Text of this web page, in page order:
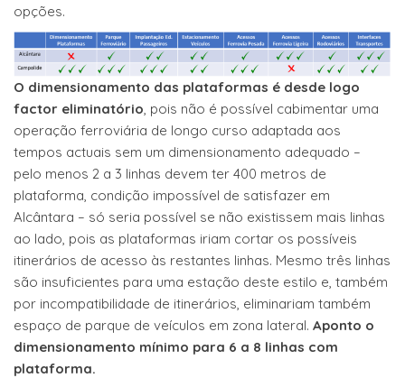
opções.
O dimensionamento das plataformas é desde logo
factor eliminatório , pois não é possível cabimentar uma
operação ferroviária de longo curso adaptada aos
tempos actuais sem um dimensionamento adequado –
pelo menos 2 a 3 linhas devem ter 400 metros de
plataforma, condição impossível de satisfazer em
Alcântara – só seria possível se não existissem mais linhas
ao lado, pois as plataformas iriam cortar os possíveis
itinerários de acesso às restantes linhas. Mesmo três linhas
são insuficientes para uma estação deste estilo e, também
por incompatibilidade de itinerários, eliminariam também
espaço de parque de veículos em zona lateral. Aponto o
dimensionamento mínimo para 6 a 8 linhas com
plataforma.